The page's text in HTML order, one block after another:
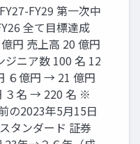
FY29 第一次中
全て目標達成
円 売上高 20 億円
ジニア数 100 名 12
６億円 → 21 億円
３名 → 220 名 ※
の2023年5月15日
タンダード 証券